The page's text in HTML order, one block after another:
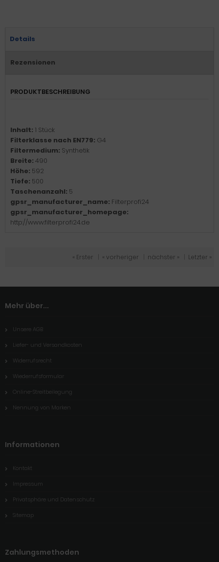
Details
Rezensionen
PRODUKTBESCHREIBUNG
Inhalt: 1 Stück
Filterklasse nach EN779: G4
Filtermedium: Synthetik
Breite: 490
Höhe: 592
Tiefe: 500
Taschenanzahl: 5
gpsr_manufacturer_name: Filterprofi24
gpsr_manufacturer_homepage:
http://www.filterprofi24.de
« Erster « vorheriger nächster » Letzter »
Mehr über...
Unsere AGB
Liefer- und Versandkosten
Widerrufsrecht
Wiederrufsformular
Online-Streitbeilegung
Nennung von Marken
Informationen
Kontakt
Impressum
Privatsphäre und Datenschutz
Sitemap
Zahlungsmethoden